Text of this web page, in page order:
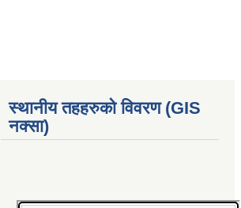
स्थानीय तहहरुको विवरण (GIS
नक्सा)